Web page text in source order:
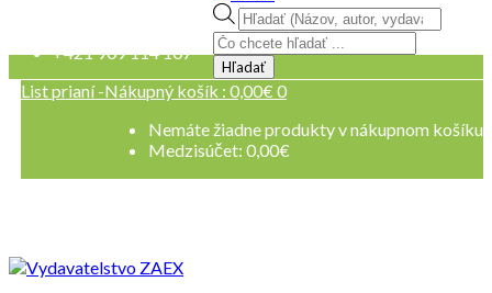
+421 909 114 107
Nákupný košík : 0,00€ 0
Nemáte žiadne produkty v nákupnom košíku
Medzisúčet: 0,00€
List prianí -
Products
search
Hľadať